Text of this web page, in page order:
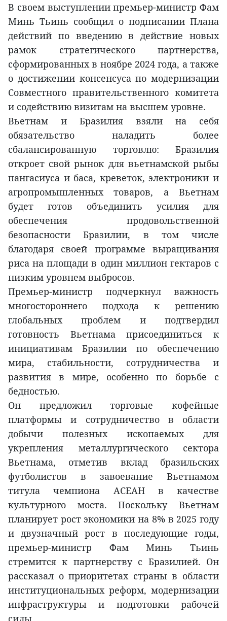
В своем выступлении премьер-министр Фам
Минь Тьинь сообщил о подписании Плана
действий по введению в действие новых
рамок стратегического партнерства,
сформированных в ноябре 2024 года, а также
о достижении консенсуса по модернизации
Совместного правительственного комитета
и содействию визитам на высшем уровне.
Вьетнам и Бразилия взяли на себя
обязательство наладить более
сбалансированную торговлю: Бразилия
откроет свой рынок для вьетнамской рыбы
пангасиуса и баса, креветок, электроники и
агропромышленных товаров, а Вьетнам
будет готов объединить усилия для
обеспечения продовольственной
безопасности Бразилии, в том числе
благодаря своей программе выращивания
риса на площади в один миллион гектаров с
низким уровнем выбросов.
Премьер-министр подчеркнул важность
многостороннего подхода к решению
глобальных проблем и подтвердил
готовность Вьетнама присоединиться к
инициативам Бразилии по обеспечению
мира, стабильности, сотрудничества и
развития в мире, особенно по борьбе с
бедностью.
Он предложил торговые кофейные
платформы и сотрудничество в области
добычи полезных ископаемых для
укрепления металлургического сектора
Вьетнама, отметив вклад бразильских
футболистов в завоевание Вьетнамом
титула чемпиона АСЕАН в качестве
культурного моста. Поскольку Вьетнам
планирует рост экономики на 8% в 2025 году
и двузначный рост в последующие годы,
премьер-министр Фам Минь Тьинь
стремится к партнерству с Бразилией. Он
рассказал о приоритетах страны в области
институциональных реформ, модернизации
инфраструктуры и подготовки рабочей